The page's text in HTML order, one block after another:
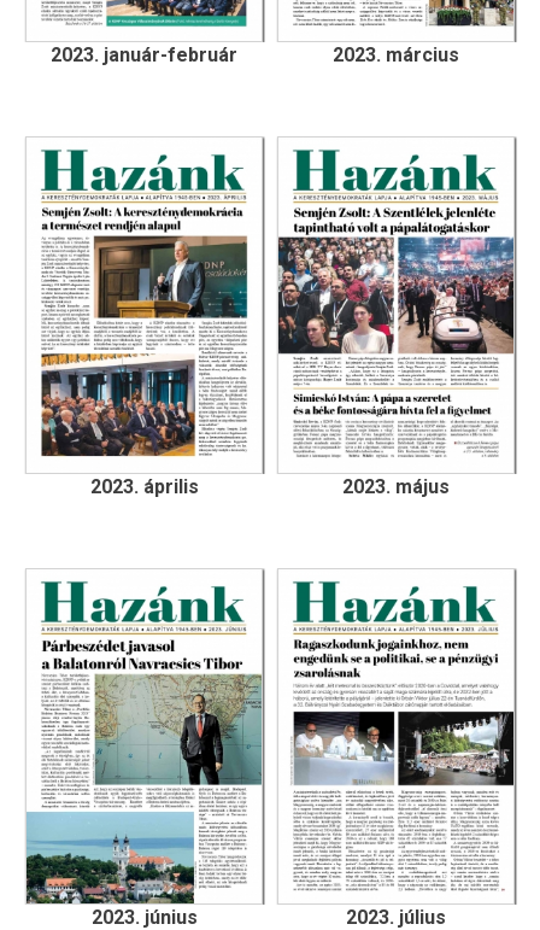
2023. január-február 2023. március
2023. április 2023. május
2023. június 2023. július